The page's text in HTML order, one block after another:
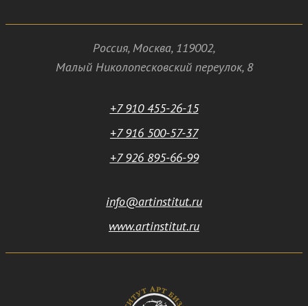
Россия, Москва, 119002,
Малый Николопесковский переулок,8
+7 910 455-26-15
+7 916 500-57-37
+7 926 895-66-99
info@artinstitut.ru
www.artinstitut.ru